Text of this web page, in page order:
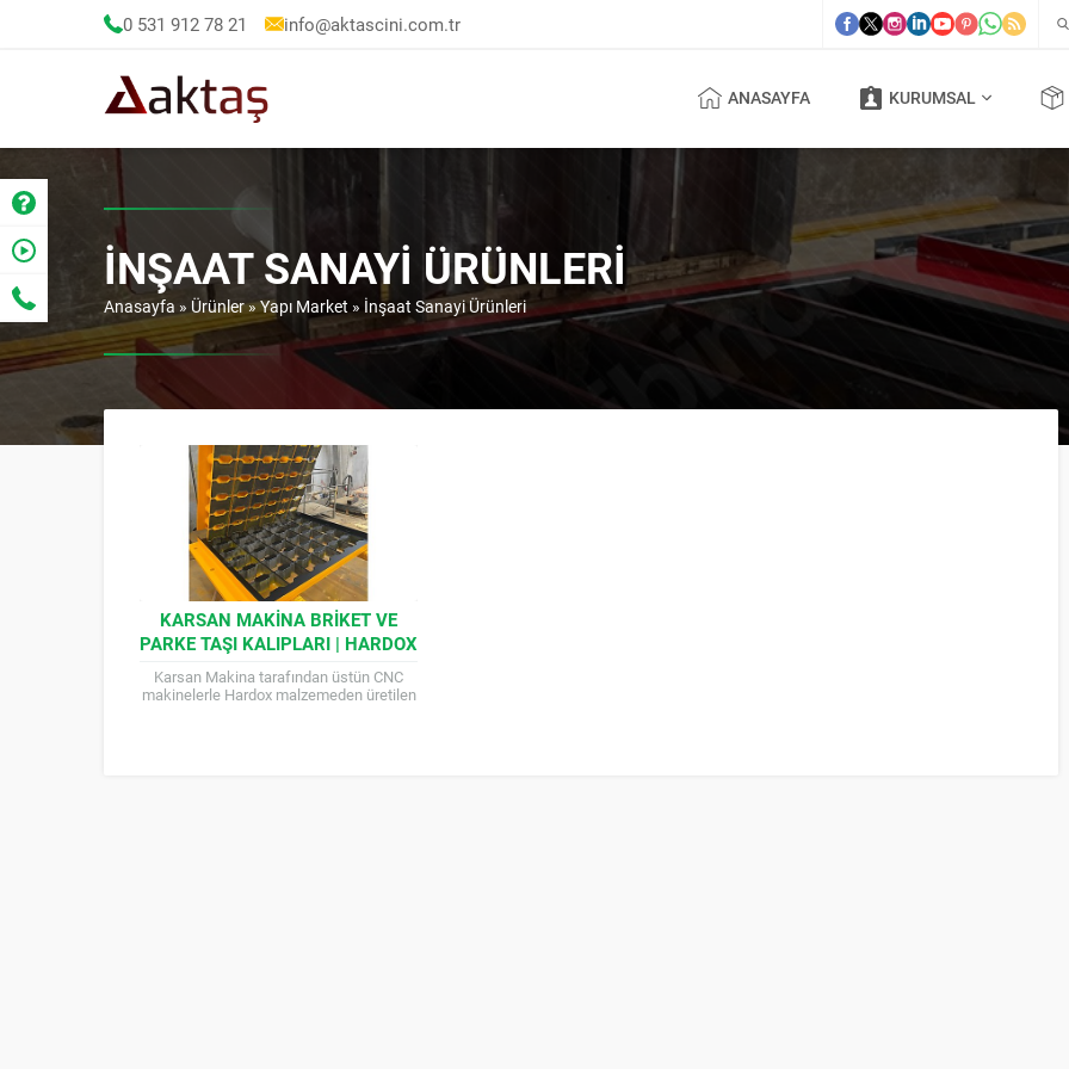
0 531 912 78 21 info@aktascini.com.tr
ANASAYFA KURUMSAL
İNŞAAT SANAYI ÜRÜNLERI
Anasayfa » Ürünler»Yapı Market » İnşaat Sanayi Ürünleri
KARSAN MAKINA BRIKET VE
PARKE TAŞI KALIPLARI | HARDOX
MALZEMEDEN CNC İŞLEMELI
Karsan Makina tarafından üstün CNC
makinelerle Hardox malzemeden üretilen